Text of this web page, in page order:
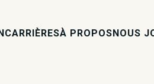
CARRIÈRESÀ PROPOSNOUS